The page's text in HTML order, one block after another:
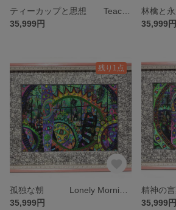
35,999円
35,999円
残り1点
35,999円
35,999円